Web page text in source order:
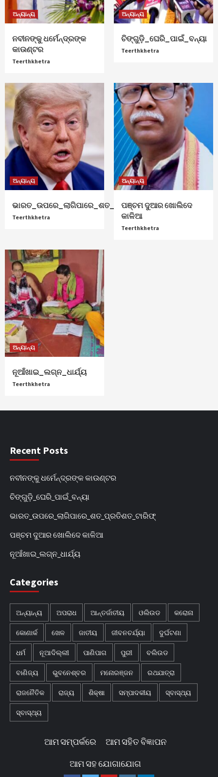
ଅନ୍ୟାନ୍ୟ
ନବୀନଙ୍କୁ ଧର୍ମେନ୍ଦ୍ରଙ୍କ
କାଉଣ୍ଟର
Teerthkhetra
ଅନ୍ୟାନ୍ୟ
ଚିଙ୍ଗୁଡ଼ି_ଘେରି_ପାଇଁ_ବନ୍ୟା
Teerthkhetra
ଅନ୍ୟାନ୍ୟ
ଭାରତ_ଉପରେ_ଲାଗିପାରେ_ଶତ_ପ୍ରତିଶତ_ଟାରିଫ୍
Teerthkhetra
ଅନ୍ୟାନ୍ୟ
ପଞ୍ଚମ ଦୁଆର ଖୋଲିଦେ
କାଳିଆ
Teerthkhetra
ଅନ୍ୟାନ୍ୟ
ନୂଆଁଖାଇ_ଲଗ୍ନ_ଧାର୍ଯ୍ୟ
Teerthkhetra
Recent Posts
ନବୀନଙ୍କୁ ଧର୍ମେନ୍ଦ୍ରଙ୍କ କାଉଣ୍ଟର
ଚିଙ୍ଗୁଡ଼ି_ଘେରି_ପାଇଁ_ବନ୍ୟା
ଭାରତ_ଉପରେ_ଲାଗିପାରେ_ଶତ_ପ୍ରତିଶତ_ଟାରିଫ୍
ପଞ୍ଚମ ଦୁଆର ଖୋଲିଦେ କାଳିଆ
ନୂଆଁଖାଇ_ଲଗ୍ନ_ଧାର୍ଯ୍ୟ
Categories
ଅନ୍ୟାନ୍ୟ ଅପରାଧ ଆନ୍ତର୍ଜାତୀୟ ଓଲିଉଡ କରୋନା
କୋଣାର୍କ ଖେଳ ଜାତୀୟ ଜୀବନଚର୍ଯ୍ୟା ଦୁର୍ଘଟଣା
ଧର୍ମ ନୂଆଦିଲ୍ଲୀ ପାଣିପାଗ ପୁରୀ ବଲିଉଡ
ବାଣିଜ୍ୟ ଭୁବନେଶ୍ବର ମନୋରଞ୍ଜନ ରଥଯାତ୍ରା
ରାଜନୈତିକ ରାଜ୍ୟ ଶିକ୍ଷା ସମ୍ପାଦକୀୟ ସ୍ବାସ୍ଥ୍ୟ
ସ୍ବାସ୍ଥ୍ୟ
ଆମ ସମ୍ପର୍କରେ ଆମ ସହିତ ବିଜ୍ଞାପନ
ଆମ ସହ ଯୋଗାଯୋଗ